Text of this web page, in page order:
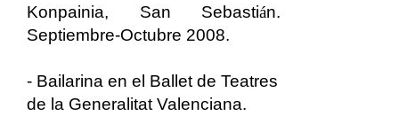
Konpainia, San Sebastián.
Septiembre-Octubre 2008.
- Bailarina en el Ballet de Teatres
de la Generalitat Valenciana.